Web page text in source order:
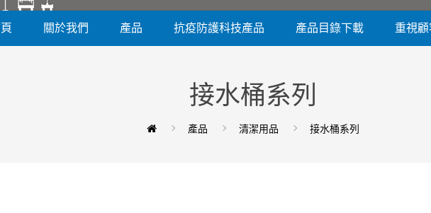
關於我們 產品 抗疫防護科技產品 產品目錄下載 重視
接水桶系列
產品 清潔用品 接水桶系列